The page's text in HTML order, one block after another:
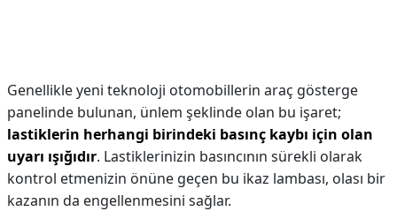
Genellikle yeni teknoloji otomobillerin araç gösterge
panelinde bulunan, ünlem şeklinde olan bu işaret;
lastiklerin herhangi birindeki basınç kaybı için olan
uyarı ışığıdır. Lastiklerinizin basıncının sürekli olarak
kontrol etmenizin önüne geçen bu ikaz lambası, olası bir
kazanın da engellenmesini sağlar.